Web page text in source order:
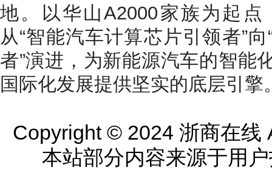
地。以华山A2000家族为起
从“智能汽车计算芯片引领者”
者”演进，为新能源汽车的智能
国际化发展提供坚实的底层引擎
Copyright © 2024 浙商在线
本站部分内容来源于用